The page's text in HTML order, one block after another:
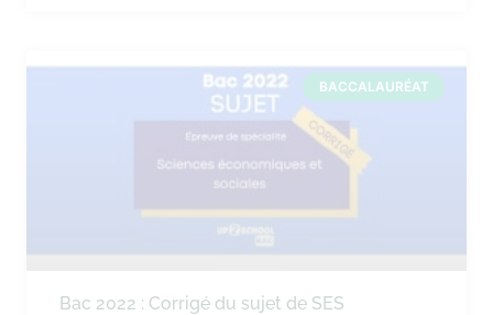
BACCALAURÉAT
Bac 2022 : Corrigé du sujet de SES